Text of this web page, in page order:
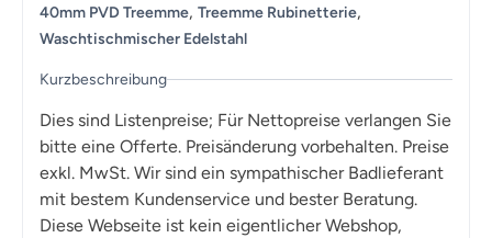
40mm PVD Treemme, Treemme Rubinetterie,
Waschtischmischer Edelstahl
Kurzbeschreibung
Dies sind Listenpreise; Für Nettopreise verlangen Sie
bitte eine Offerte. Preisänderung vorbehalten. Preise
exkl. MwSt. Wir sind ein sympathischer Badlieferant
mit bestem Kundenservice und bester Beratung.
Diese Webseite ist kein eigentlicher Webshop,